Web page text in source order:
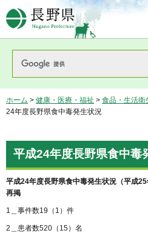
長野県Nagano
ホーム > 健康・医療・福祉 > 食品・生活衛
24年度長野県食中毒発生状況
平成24年度長野県食中毒
平成24年度長野県食中毒発生状況（平成25
再掲
1＿事件数19（1）件
2＿患者数520（15）名